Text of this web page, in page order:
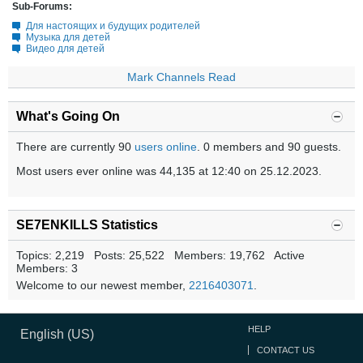
Sub-Forums:
Для настоящих и будущих родителей
Музыка для детей
Видео для детей
Mark Channels Read
What's Going On
There are currently 90 users online . 0 members and 90 guests.
Most users ever online was 44,135 at 12:40 on 25.12.2023.
SE7ENKILLS Statistics
Topics: 2,219 Posts: 25,522 Members: 19,762 Active
Members: 3
Welcome to our newest member, 2216403071
English (US) HELP
CONTACT US